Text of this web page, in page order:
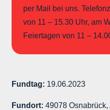
per Mail bei uns.
von 11 – 15.30 Uhr, am
Feiertagen von 11 –
Fundtag: 19.06.2023
Fundort: 49078